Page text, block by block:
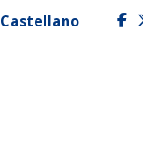
Castellano